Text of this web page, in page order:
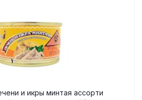
и икры минтая ассорти